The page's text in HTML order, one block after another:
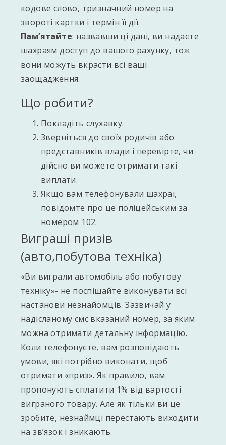
кодове слово, тризначний номер на
звороті картки і термін її дії.
Пам’ятайте: назвавши ці дані, ви надаєте
шахраям доступ до вашого рахунку, тож
вони можуть вкрасти всі ваші
заощадження.
Що робити?
Покладіть слухавку.
Зверніться до своїх родичів або
представників влади і перевірте, чи
дійсно ви можете отримати такі
виплати.
Якщо вам телефонували шахраї,
повідомте про це поліцейським за
номером 102.
Виграші призів
(авто,побутова техніка)
«Ви виграли автомобіль або побутову
техніку»- не поспішайте виконувати всі
настанови незнайомців. Зазвичай у
надісланому смс вказаний номер, за яким
можна отримати детальну інформацію.
Коли телефонуєте, вам розповідають
умови, які потрібно виконати, щоб
отримати «приз». Як правило, вам
пропонують сплатити 1% від вартості
виграного товару. Але як тільки ви це
зробите, незнаймці перестають виходити
на зв’язок і зникають.